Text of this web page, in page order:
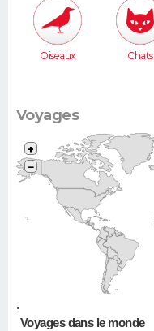
Oiseaux Chats
Voyages
•
+
−
Voyages dans le monde